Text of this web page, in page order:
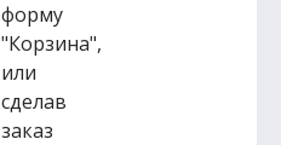
форму
"Корзина",
или
сделав
заказ